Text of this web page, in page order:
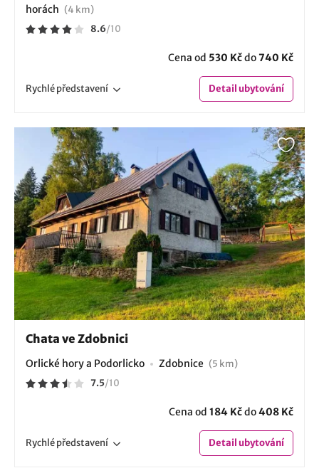
horách (4 km)
8.6/10
Cena od 530 Kčdo740 Kč
Rychlépředstavení Detailubytování
Chata ve Zdobnici
Orlické hory a Podorlicko Zdobnice (5 km)
7.5/10
Cena od 184 Kčdo408 Kč
Rychlépředstavení Detailubytování